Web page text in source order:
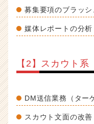
募集要項のブラッ
媒体レポートの分析
【2】スカウト系
DM送信業務（ター
スカウト文面の改善